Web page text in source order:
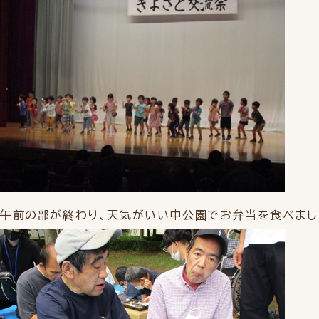
午前の部が終わり、天気がいい中公園でお弁当を食べまし